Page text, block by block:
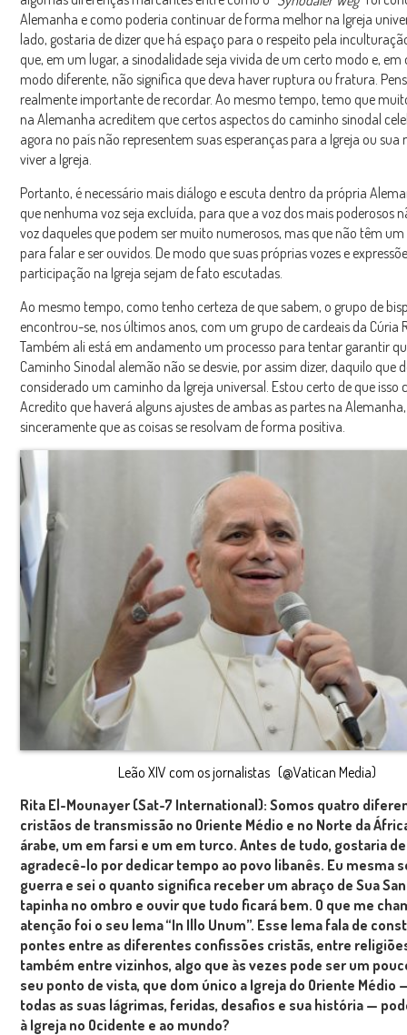
Alemanha e como poderia continuar de forma melhor na Igreja
lado, gostaria de dizer que há espaço para o respeito pela
que, em um lugar, a sinodalidade seja vivida de um certo modo e, em
modo diferente, não significa que deva haver ruptura ou fratura.
realmente importante de recordar. Ao mesmo tempo, temo que
na Alemanha acreditem que certos aspectos do caminho sinodal
agora no país não representem suas esperanças para a Igreja ou sua
viver a Igreja.
Portanto, é necessário mais diálogo e escuta dentro da própria
que nenhuma voz seja excluída, para que a voz dos mais poderosos
voz daqueles que podem ser muito numerosos, mas que não têm
para falar e ser ouvidos. De modo que suas próprias vozes e
participação na Igreja sejam de fato escutadas.
Ao mesmo tempo, como tenho certeza de que sabem, o grupo de
encontrou-se, nos últimos anos, com um grupo de cardeais da Cúria
Também ali está em andamento um processo para tentar garantir
Caminho Sinodal alemão não se desvie, por assim dizer, daquilo que
considerado um caminho da Igreja universal. Estou certo de que isso
Acredito que haverá alguns ajustes de ambas as partes na
sinceramente que as coisas se resolvam de forma positiva.
Leão XIV com os jornalistas (@Vatican Media)
Rita El-Mounayer (Sat-7 International): Somos quatro
cristãos de transmissão no Oriente Médio e no Norte da
árabe, um em farsi e um em turco. Antes de tudo, gostaria de
agradecê-lo por dedicar tempo ao povo libanês. Eu mesma
guerra e sei o quanto significa receber um abraço de Sua
tapinha no ombro e ouvir que tudo ficará bem. O que me
atenção foi o seu lema “In Illo Unum”. Esse lema fala de
pontes entre as diferentes confissões cristãs, entre
também entre vizinhos, algo que às vezes pode ser um
seu ponto de vista, que dom único a Igreja do Oriente Médio
todas as suas lágrimas, feridas, desafios e sua história —
à Igreja no Ocidente e ao mundo?